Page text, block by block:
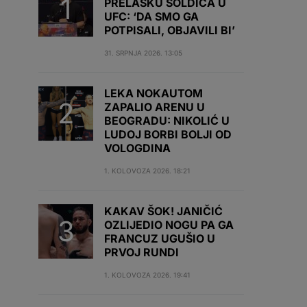
UFC: ‘DA SMO GA
POTPISALI, OBJAVILI BI’
31. SRPNJA 2026. 13:05
LEKA NOKAUTOM
ZAPALIO ARENU U
BEOGRADU: NIKOLIĆ U
LUDOJ BORBI BOLJI OD
VOLOGDINA
1. KOLOVOZA 2026. 18:21
KAKAV ŠOK! JANIČIĆ
OZLIJEDIO NOGU PA GA
FRANCUZ UGUŠIO U
PRVOJ RUNDI
1. KOLOVOZA 2026. 19:41